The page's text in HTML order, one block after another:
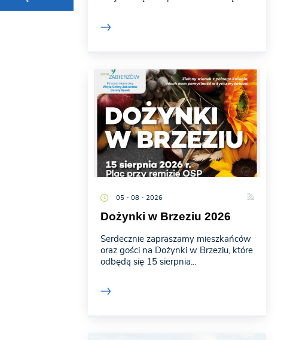
05 - 08 - 2026
Dożynki w Brzeziu 2026
Serdecznie zapraszamy mieszkańców
oraz gości na Dożynki w Brzeziu, które
odbędą się 15 sierpnia...